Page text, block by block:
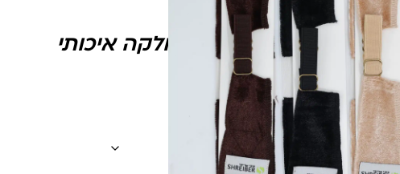
35.00
סרט הקסם לייס מונע החלקה איכותי
מבד קטיפה נח
עם גומיחזק במיוחד
בצבע: שחור / בז’ / חום
צבע